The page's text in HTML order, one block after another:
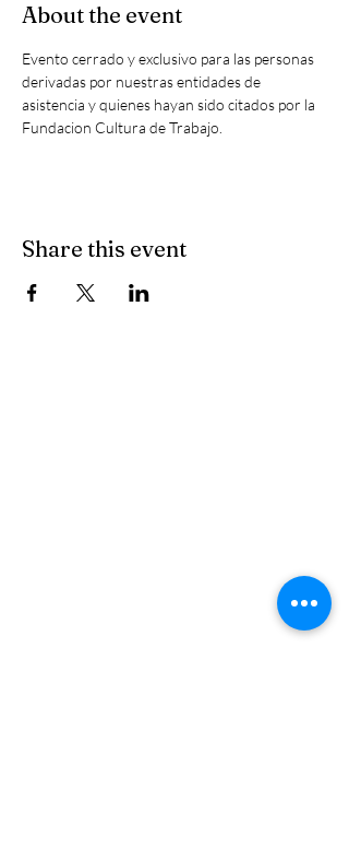
About the event
Evento cerrado y exclusivo para las personas
derivadas por nuestras entidades de
asistencia y quienes hayan sido citados por la
Fundacion Cultura de Trabajo.
Share this event